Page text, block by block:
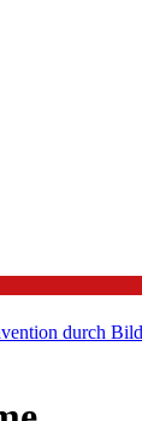
durch